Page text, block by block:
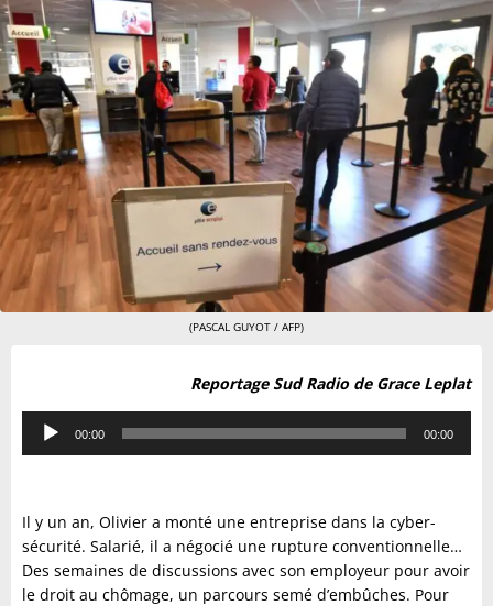
(PASCAL GUYOT / AFP)
Reportage Sud Radio de Grace Leplat
Lecteur
audio
00:00 00:00
Il y un an, Olivier a monté une entreprise dans la cyber-
sécurité. Salarié, il a négocié une rupture conventionnelle…
Des semaines de discussions avec son employeur pour avoir
le droit au chômage, un parcours semé d’embûches. Pour